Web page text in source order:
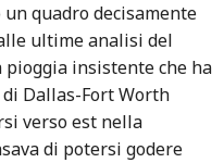
quadro decisamente
ultime analisi del
pioggia insistente che ha
Dallas-Fort Worth
verso est nella
di potersi godere